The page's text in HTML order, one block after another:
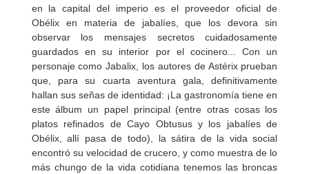
en la capital del imperio es el proveedor oficial de
Obélix en materia de jabalíes, que los devora sin
observar los mensajes secretos cuidadosamente
guardados en su interior por el cocinero... Con un
personaje como Jabalix, los autores de Astérix prueban
que, para su cuarta aventura gala, definitivamente
hallan sus señas de identidad: ¡La gastronomía tiene en
este álbum un papel principal (entre otras cosas los
platos refinados de Cayo Obtusus y los jabalíes de
Obélix, allí pasa de todo), la sátira de la vida social
encontró su velocidad de crucero, y como muestra de lo
más chungo de la vida cotidiana tenemos las broncas